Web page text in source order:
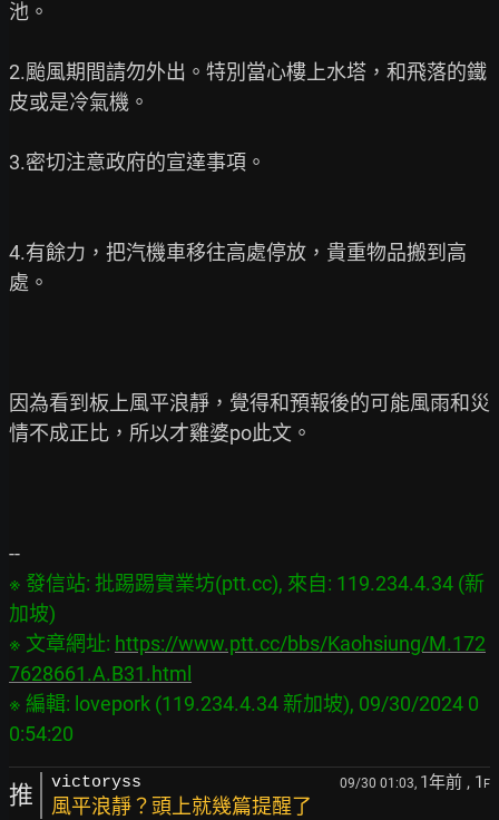
池。
2.颱風期間請勿外出。特別當心樓上水塔，和飛落的鐵
皮或是冷氣機。
3.密切注意政府的宣達事項。
4.有餘力，把汽機車移往高處停放，貴重物品搬到高
處。
因為看到板上風平浪靜，覺得和預報後的可能風雨和災
情不成正比，所以才雞婆po此文。
※ 發信站: 批踢踢實業坊(ptt.cc), 來自: 119.234.4.34 (新
加坡)
※ 文章網址: https://www.ptt.cc/bbs/Kaohsiung/M.172
7628661.A.B31.html
※ 編輯: lovepork (119.234.4.34 新加坡), 09/30/2024 0
推 victoryss 09/30 01:03, 1年前 , 1 F
風平浪靜？頭上就幾篇提醒了